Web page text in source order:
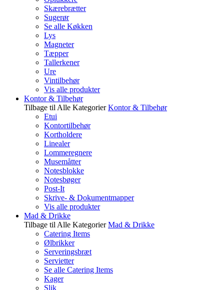
Skærebrætter
Sugerør
Se alle Køkken
Lys
Magneter
Tæpper
Tallerkener
Ure
Vintilbehør
Vis alle produkter
Kontor & Tilbehør
Tilbage til Alle Kategorier Kontor & Tilbehør
Etui
Kontortilbehør
Kortholdere
Linealer
Lommeregnere
Musemåtter
Notesblokke
Notesbøger
Post-It
Skrive- & Dokumentmapper
Vis alle produkter
Mad & Drikke
Tilbage til Alle Kategorier Mad & Drikke
Catering Items
Ølbrikker
Serveringsbræt
Servietter
Se alle Catering Items
Kager
Slik